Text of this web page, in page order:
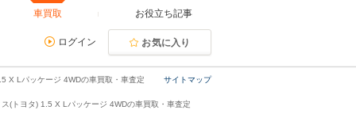
車買取 お役立ち記事
ログイン お気に入り
サイトマップ
X Lパッケージ 4WDの車買取・車査定
(トヨタ) 1.5 X Lパッケージ 4WDの車買取・車査定